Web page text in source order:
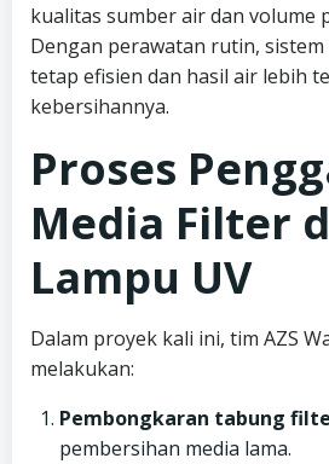
kualitas sumber air dan volume
Dengan perawatan rutin,
tetap efisien dan hasil air lebih
kebersihannya.
Proses
Media Filter
Lampu UV
Dalam proyek kali ini, tim AZS
melakukan:
Pembongkaran tabung
pembersihan media lama.